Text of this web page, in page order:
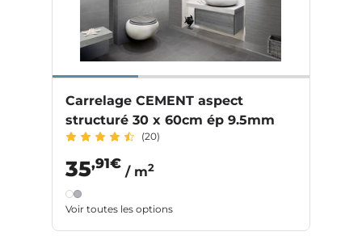
Carrelage CEMENT aspect
structuré 30 x 60cm ép 9.5mm
(20)
35,91€
/ m2
Voir toutes les options